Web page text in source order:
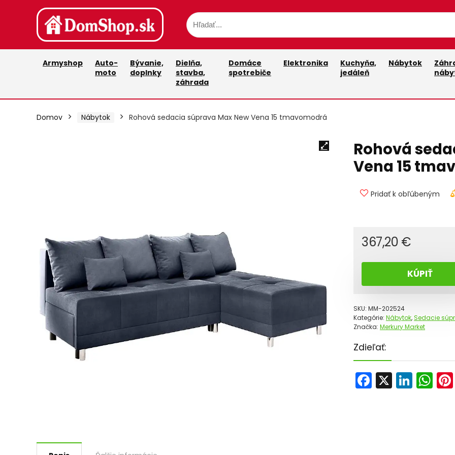
Armyshop
Auto-
moto
Bývanie,
doplnky
Dielňa,
stavba,
záhrada
Domáce
spotrebiče
Elektronika
Kuchyňa,
jedáleň
Nábytok
Domov Nábytok Rohová sedacia súprava Max New Vena 15 tmavomodrá
Rohová
Vena 15
Pridať k obľúbeným
367,20 €
KÚPIŤ
SKU: MM-202524
Kategórie: Nábytok,Sedacie
Značka: Merkury Market
Zdieľať:
F X Li W